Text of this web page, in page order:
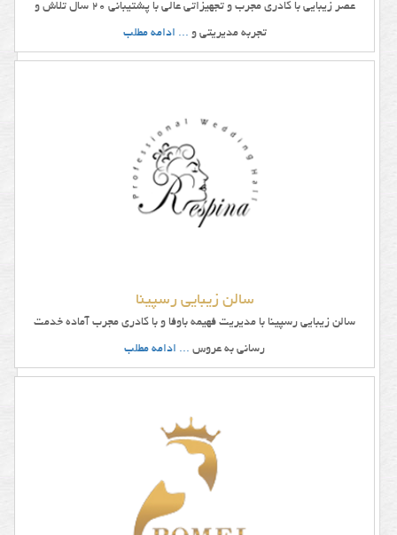
عصر زیبایی با کادری مجرب و تجهیزاتی عالی با پشتیبانی 20 سال تلاش و
تجربه مدیریتی و ... ادامه مطلب
سالن زیبایی رسپینا
سالن زیبایی رسپینا با مدیریت فهیمه باوفا و با کادری مجرب آماده خدمت
رسانی به عروس ... ادامه مطلب